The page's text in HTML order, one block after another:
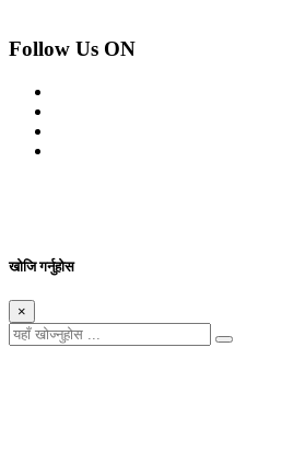
Follow Us ON
खोजि गर्नुहोस
×